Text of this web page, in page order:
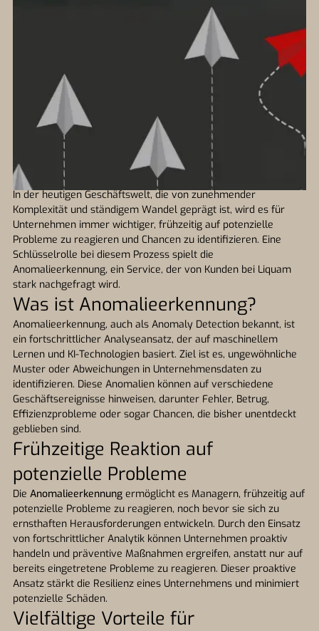
In der heutigen Geschäftswelt, die von zunehmender
Komplexität und ständigem Wandel geprägt ist, wird es für
Unternehmen immer wichtiger, frühzeitig auf potenzielle
Probleme zu reagieren und Chancen zu identifizieren. Eine
Schlüsselrolle bei diesem Prozess spielt die
Anomalieerkennung, ein Service, der von Kunden bei Liquam
stark nachgefragt wird.
Was ist Anomalieerkennung?
Anomalieerkennung, auch als Anomaly Detection bekannt, ist
ein fortschrittlicher Analyseansatz, der auf maschinellem
Lernen und KI-Technologien basiert. Ziel ist es, ungewöhnliche
Muster oder Abweichungen in Unternehmensdaten zu
identifizieren. Diese Anomalien können auf verschiedene
Geschäftsereignisse hinweisen, darunter Fehler, Betrug,
Effizienzprobleme oder sogar Chancen, die bisher unentdeckt
geblieben sind.
Frühzeitige Reaktion auf
potenzielle Probleme
Die Anomalieerkennung ermöglicht es Managern, frühzeitig auf
potenzielle Probleme zu reagieren, noch bevor sie sich zu
ernsthaften Herausforderungen entwickeln. Durch den Einsatz
von fortschrittlicher Analytik können Unternehmen proaktiv
handeln und präventive Maßnahmen ergreifen, anstatt nur auf
bereits eingetretene Probleme zu reagieren. Dieser proaktive
Ansatz stärkt die Resilienz eines Unternehmens und minimiert
potenzielle Schäden.
Vielfältige Vorteile für